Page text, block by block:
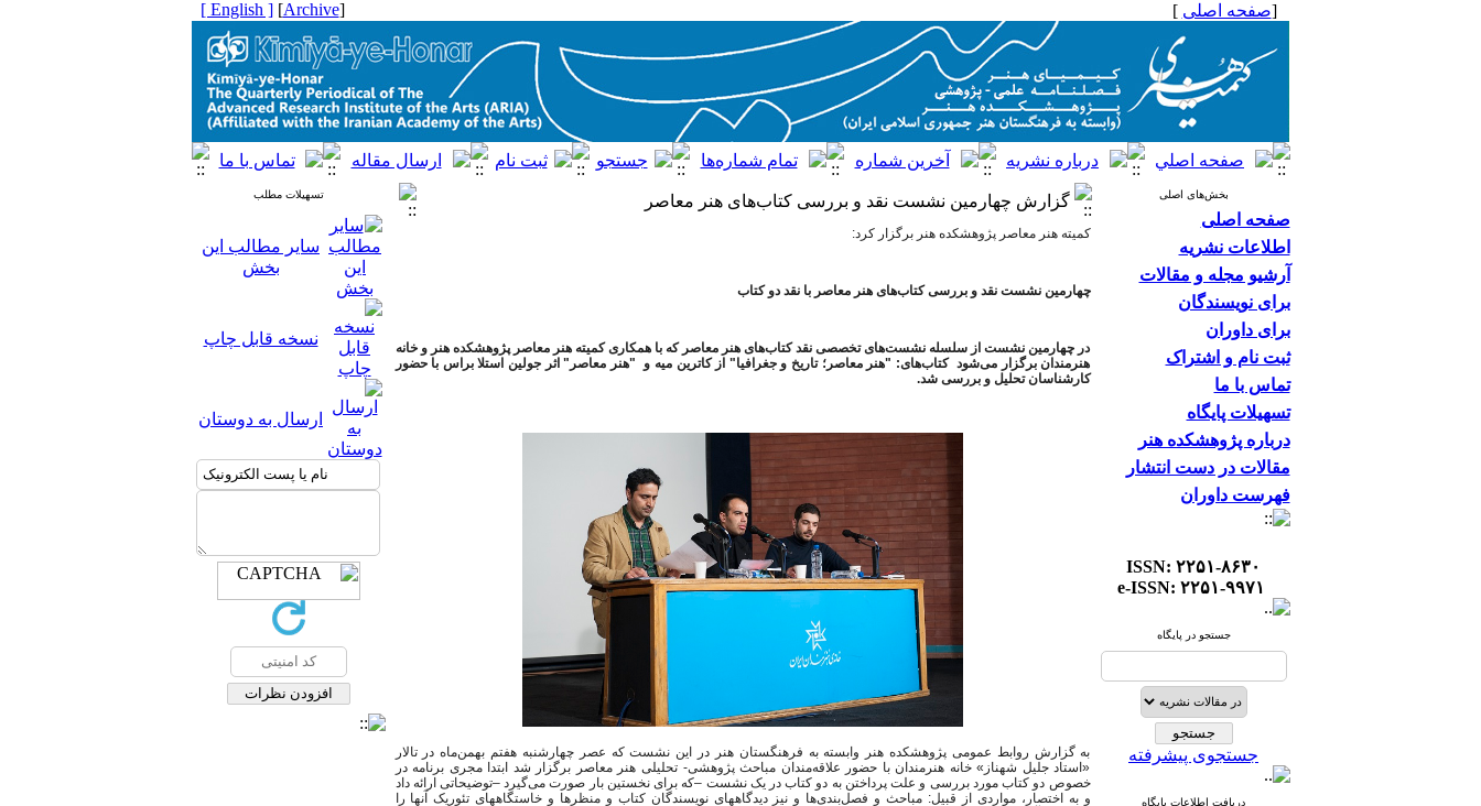
[صفحه اصلی ]
[
Archive
]
[ English ]
بخش‌های اصلی
صفحه اصلی
اطلاعات نشریه
آرشیو مجله و مقالات
برای نویسندگان
برای داوران
ثبت نام و اشتراک
تماس با ما
تسهیلات پایگاه
درباره پژوهشکده هنر
مقالات در دست انتشار
فهرست داوران
ISSN: ۲۲۵۱-۸۶۳۰
e-ISSN: ۲۲۵۱-۹۹۷۱
جستجو در پایگاه
جستجوی پیشرفته
دریافت اطلاعات پایگاه
گزارش چهارمین نشست نقد و بررسی کتاب‌های هنر معاصر
کمیته هنر معاصر پژوهشکده هنر برگزار کرد:
چهارمین نشست نقد و بررسی کتاب‌های هنر معاصر با نقد دو کتاب
در چهارمین نشست از سلسله نشست‌های تخصصی نقد کتاب‌های هنر معاصر که با همکاری کمیته هنر معاصر پژوهشکده هنر و خانه
هنرمندان برگزار می‌شود کتاب‌های: "هنر معاصر؛ تاریخ و جغرافیا" از کاترین میه و "هنر معاصر" اثر جولین استلا براس با حضور
کارشناسان تحلیل و بررسی شد.
به گزارش روابط عمومی پژوهشکده هنر وابسته به فرهنگستان هنر در این نشست که عصر چهارشنبه هفتم بهمن‌ماه در تالار
«استاد جلیل شهناز» خانه هنرمندان با حضور علاقه‌مندان مباحث پژوهشی- تحلیلی هنر معاصر برگزار شد ابتدا مجری برنامه در
خصوص دو کتاب مورد بررسی و علت پرداختن به دو کتاب در یک نشست –که برای نخستین بار صورت می‌گیرد –توضیحاتی ارائه داد
و به اختصار، مواردی از قبیل: مباحث و فصل‌بندی‌ها و نیز دیدگاههای نویسندگان کتاب و منظرها و خاستگاههای تئوریک آنها را
تسهیلات مطلب
سایر مطالب این
بخش
نسخه قابل چاپ
ارسال به دوستان